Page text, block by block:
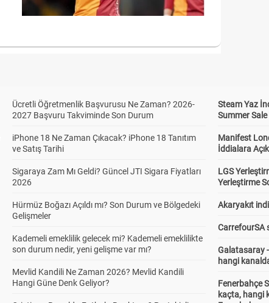
Ücretli Öğretmenlik Başvurusu Ne Zaman? 2026-
2027 Başvuru Takviminde Son Durum
iPhone 18 Ne Zaman Çıkacak? iPhone 18 Tanıtım
ve Satış Tarihi
Sigaraya Zam Mı Geldi? Güncel JTI Sigara Fiyatları
2026
Hürmüz Boğazı Açıldı mı? Son Durum ve Bölgedeki
Gelişmeler
Kademeli emeklilik gelecek mi? Kademeli emeklilikte
son durum nedir, yeni gelişme var mı?
Mevlid Kandili Ne Zaman 2026? Mevlid Kandili
Hangi Güne Denk Geliyor?
Steam Yaz
Summer
Manifest
İddialara
LGS
Yerleştirme
Akaryakıt
CarrefourSA
Galatasaray
hangi
Fenerbahçe
kaçta, hangi